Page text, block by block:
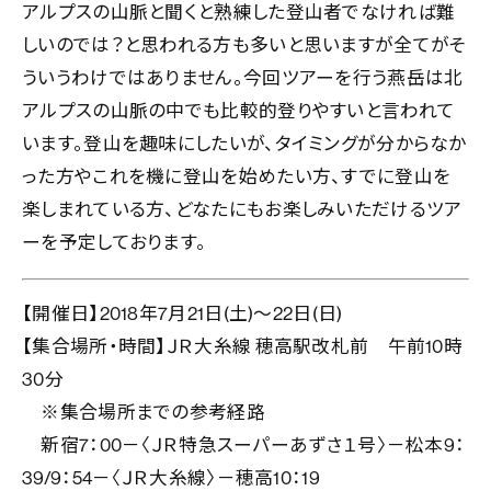
アルプスの山脈と聞くと熟練した登山者でなければ難
しいのでは？と思われる方も多いと思いますが全てがそ
ういうわけではありません。今回ツアーを行う燕岳は北
アルプスの山脈の中でも比較的登りやすいと言われて
います。登山を趣味にしたいが、タイミングが分からなか
った方やこれを機に登山を始めたい方、すでに登山を
楽しまれている方、どなたにもお楽しみいただけるツア
ーを予定しております。
【開催日】2018年7月21日(土)～22日(日)
【集合場所・時間】ＪＲ大糸線 穂高駅改札前 午前10時
30分
※集合場所までの参考経路
新宿7：00－〈ＪＲ特急スーパーあずさ１号〉－松本9：
39/9：54－〈ＪＲ大糸線〉－穂高10：19